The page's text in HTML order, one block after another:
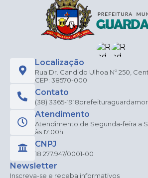
Localização
Rua Dr. Candido Ulhoa Nº 250,
CEP: 38570-000
Contato
(38) 3365-1918
Atendimento
Atendimento de Segunda-feira a
às 17:00h
CNPJ
18.277.947/0001-00
Newsletter
Inscreva-se e receba informativos